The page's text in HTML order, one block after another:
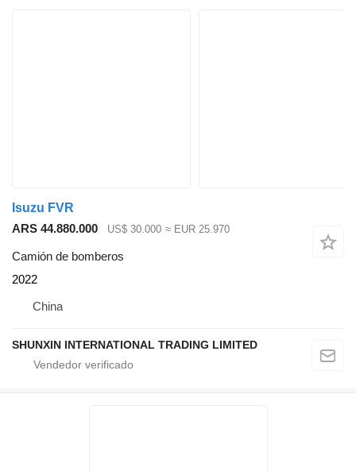
Isuzu FVR
ARS 44.880.000
US$ 30.000 ≈ EUR 25.970
Camión de bomberos
2022
China
SHUNXIN INTERNATIONAL TRADING LIMITED